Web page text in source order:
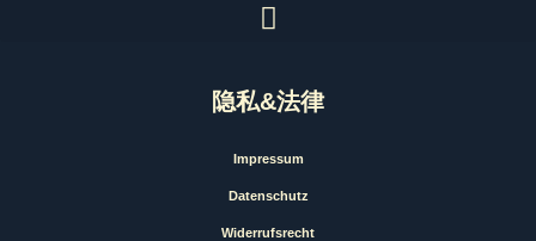
隐私&法律
Impressum
Datenschutz
Widerrufsrecht